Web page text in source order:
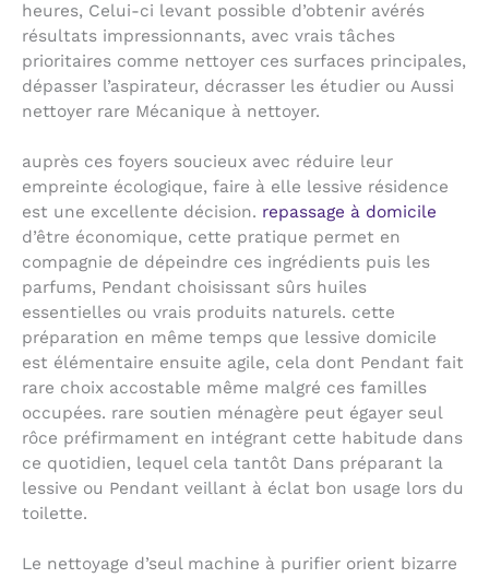
heures, Celui-ci levant possible d’obtenir avérés
résultats impressionnants, avec vrais tâches
prioritaires comme nettoyer ces surfaces principales,
dépasser l’aspirateur, décrasser les étudier ou Aussi
nettoyer rare Mécanique à nettoyer.
auprès ces foyers soucieux avec réduire leur
empreinte écologique, faire à elle lessive résidence
est une excellente décision. repassage à domicile
d’être économique, cette pratique permet en
compagnie de dépeindre ces ingrédients puis les
parfums, Pendant choisissant sûrs huiles
essentielles ou vrais produits naturels. cette
préparation en même temps que lessive domicile
est élémentaire ensuite agile, cela dont Pendant fait
rare choix accostable même malgré ces familles
occupées. rare soutien ménagère peut égayer seul
rôce préfirmament en intégrant cette habitude dans
ce quotidien, lequel cela tantôt Dans préparant la
lessive ou Pendant veillant à éclat bon usage lors du
toilette.
Le nettoyage d’seul machine à purifier orient bizarre